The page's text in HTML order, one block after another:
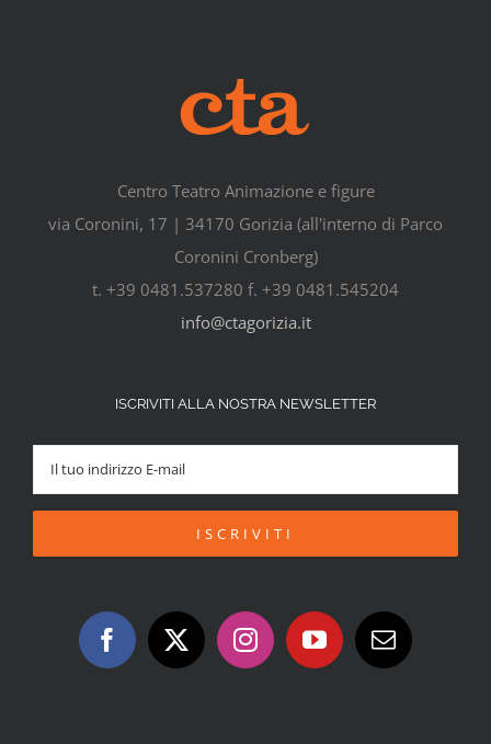
Centro Teatro Animazione e figure
via Coronini, 17 | 34170 Gorizia (all'interno di Parco
Coronini Cronberg)
t. +39 0481.537280 f. +39 0481.545204
info@ctagorizia.it
ISCRIVITI ALLA NOSTRA NEWSLETTER